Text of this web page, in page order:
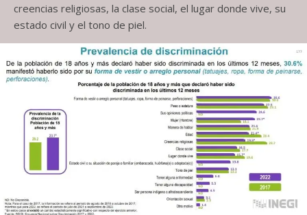
creencias religiosas, la clase social, el lugar donde vive, su
estado civil y el tono de piel.